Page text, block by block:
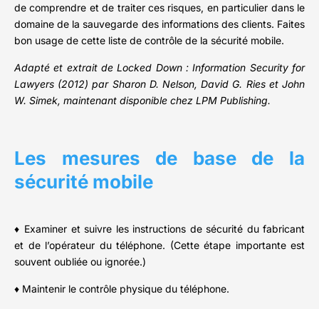
de comprendre et de traiter ces risques, en particulier dans le
domaine de la sauvegarde des informations des clients. Faites
bon usage de cette liste de contrôle de la sécurité mobile.
Adapté et extrait de Locked Down : Information Security for
Lawyers (2012) par Sharon D. Nelson, David G. Ries et John
W. Simek, maintenant disponible chez LPM Publishing.
Les mesures de base de la
sécurité mobile
♦ Examiner et suivre les instructions de sécurité du fabricant
et de l’opérateur du téléphone. (Cette étape importante est
souvent oubliée ou ignorée.)
♦ Maintenir le contrôle physique du téléphone.